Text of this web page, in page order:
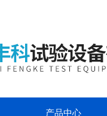
产品中心